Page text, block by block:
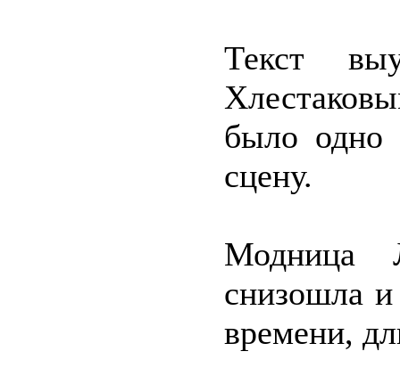
Текст
было одно
сцену.
Модница
снизошла
времени,